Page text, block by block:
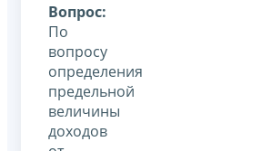
Вопрос:
По
вопросу
определения
предельной
величины
доходов